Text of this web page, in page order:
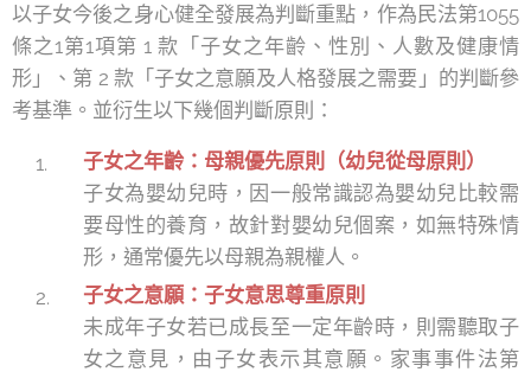
以子女今後之身心健全發展為判斷重點，作為民法第1055
條之1第1項第 1 款「子女之年齡、性別、人數及健康情
形」、第 2 款「子女之意願及人格發展之需要」的判斷參
考基準。並衍生以下幾個判斷原則：
子女之年齡：母親優先原則（幼兒從母原則）
子女為嬰幼兒時，因一般常識認為嬰幼兒比較需
要母性的養育，故針對嬰幼兒個案，如無特殊情
形，通常優先以母親為親權人。
子女之意願：子女意思尊重原則
未成年子女若已成長至一定年齡時，則需聽取子
女之意見，由子女表示其意願。家事事件法第